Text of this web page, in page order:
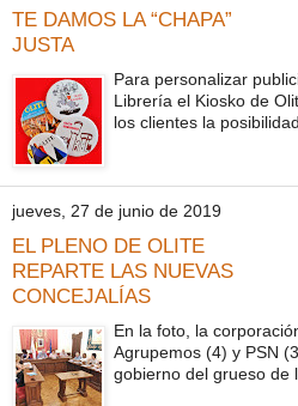
TE DAMOS LA “CHAPA”
JUSTA
Para personalizar
Librería el Kiosko de
los clientes la
jueves, 27 de junio de 2019
EL PLENO DE OLITE
REPARTE LAS NUEVAS
CONCEJALÍAS
En la foto, la
Agrupemos (4) y PSN
gobierno del grueso de